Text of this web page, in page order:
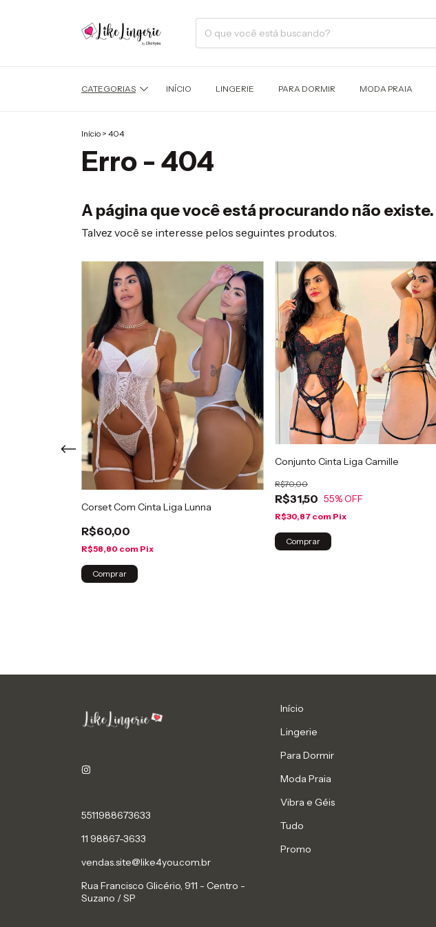
CATEGORIAS INÍCIO LINGERIE PARA DORMIR MODA PRAIA
Início > 404
Erro - 404
A página que você está procurando não existe.
Talvez você se interesse pelos seguintes produtos.
Corset Com Cinta Liga Lunna
R$60,00
R$58,80 com Pix
Comprar
Conjunto Cinta Liga Camille
R$31,50
R$70,00
55% OFF
R$30,87 com Pix
Comprar
5511988673633
11 98867-3633
vendas.site@like4you.com.br
Rua Francisco Glicério, 911 - Centro -
Suzano / SP
Início
Lingerie
Para Dormir
Moda Praia
Vibra e Géis
Tudo
Promo